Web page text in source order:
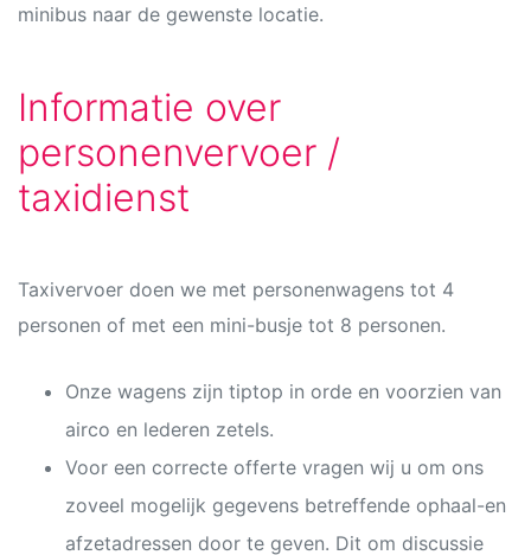
minibus naar de gewenste locatie.
Informatie over
personenvervoer /
taxidienst
Taxivervoer doen we met personenwagens tot 4
personen of met een mini-busje tot 8 personen.
Onze wagens zijn tiptop in orde en voorzien van
airco en lederen zetels.
Voor een correcte offerte vragen wij u om ons
zoveel mogelijk gegevens betreffende ophaal-en
afzetadressen door te geven. Dit om discussie